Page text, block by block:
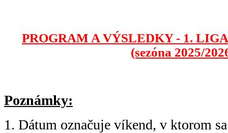
PROGRAM A VÝSLEDKY - 1.
(sezóna 2025/
Poznámky:
1. Dátum označuje víkend, v ktorom